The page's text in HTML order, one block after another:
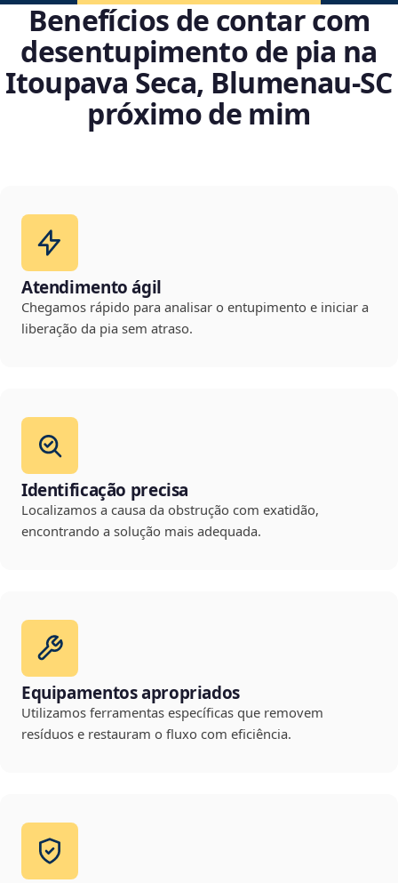
Benefícios de contar com
desentupimento de pia na
Itoupava Seca, Blumenau‑SC
próximo de mim
Atendimento ágil
Chegamos rápido para analisar o entupimento e iniciar a
liberação da pia sem atraso.
Identificação precisa
Localizamos a causa da obstrução com exatidão,
encontrando a solução mais adequada.
Equipamentos apropriados
Utilizamos ferramentas específicas que removem
resíduos e restauram o fluxo com eficiência.